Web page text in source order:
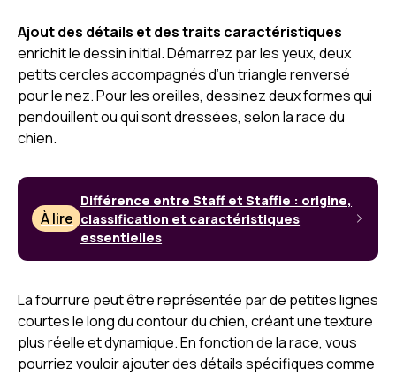
Ajout des détails et des traits caractéristiques
enrichit le dessin initial. Démarrez par les yeux, deux
petits cercles accompagnés d’un triangle renversé
pour le nez. Pour les oreilles, dessinez deux formes qui
pendouillent ou qui sont dressées, selon la race du
chien.
À lire
Différence entre Staff et Staffie : origine,
classification et caractéristiques
essentielles
La fourrure peut être représentée par de petites lignes
courtes le long du contour du chien, créant une texture
plus réelle et dynamique. En fonction de la race, vous
pourriez vouloir ajouter des détails spécifiques comme